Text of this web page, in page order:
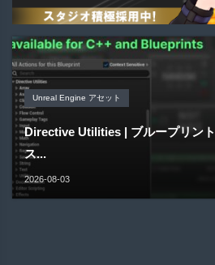
Unreal Engine アセット
Pipe It | 直感的にパイプ形状を構
5...
2026-08-05
Unreal Engine アセット
Directive Utilities | ブループリン
ス...
2026-08-03
Unity 本
Unityエフェクトレシピブック パ
る | ktk.kum...
2026-08-03
アセット-Asset
SiroinoSotai | 完全無料＆CC0 で
向け...
2026-08-02
Blender アドオン
Bioform | 現役臨床医の3DCGア
学に基づいて構築...
2026-08-01